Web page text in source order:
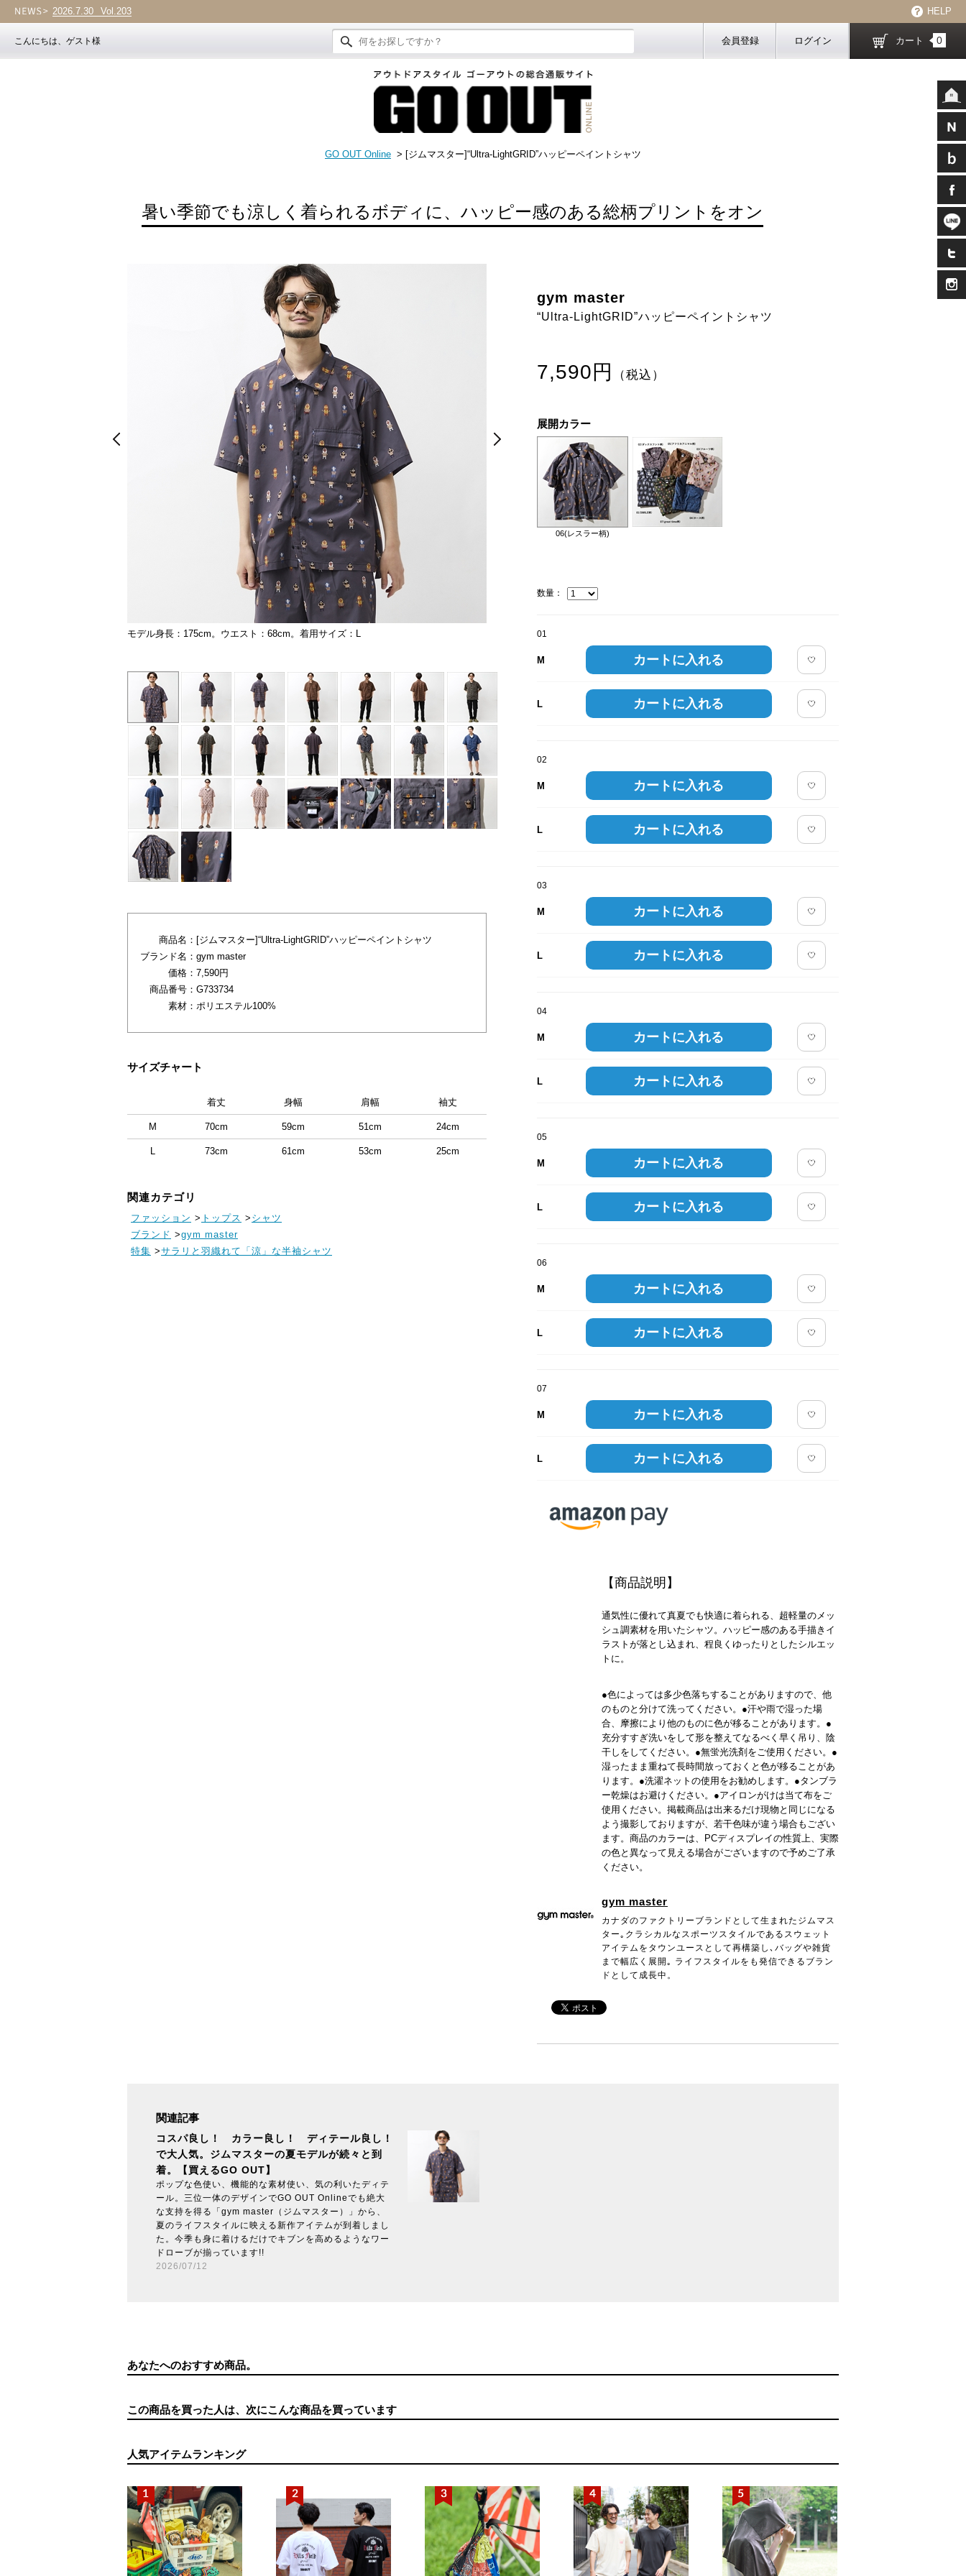
2026.7.30 Vol.203 HELP
こんにちは、ゲスト様 会員登録 ログイン カート 0
GO OUT Online > [ジムマスター]“Ultra-LightGRID”ハッピーペイントシャツ
暑い季節でも涼しく着られるボディに、ハッピー感のある総柄プリントをオン
gym master
“Ultra-LightGRID”ハッピーペイントシャツ
7,590円 （税込）
展開カラー
06(レスラー柄)
数量：
01
M カートに入れる
L カートに入れる
02
M カートに入れる
L カートに入れる
03
M カートに入れる
L カートに入れる
04
M カートに入れる
L カートに入れる
05
M カートに入れる
L カートに入れる
06
M カートに入れる
L カートに入れる
07
M カートに入れる
L カートに入れる
【商品説明】
通気性に優れて真夏でも快適に着られる、超軽量のメッ
シュ調素材を用いたシャツ。ハッピー感のある手描きイ
ラストが落とし込まれ、程良くゆったりとしたシルエッ
トに。
●色によっては多少色落ちすることがありますので、他
のものと分けて洗ってください。●汗や雨で湿った場
合、摩擦により他のものに色が移ることがあります。●
充分すすぎ洗いをして形を整えてなるべく早く吊り、陰
干しをしてください。●無蛍光洗剤をご使用ください。●
湿ったまま重ねて長時間放っておくと色が移ることがあ
ります。●洗濯ネットの使用をお勧めします。●タンブラ
ー乾燥はお避けください。●アイロンがけは当て布をご
使用ください。掲載商品は出来るだけ現物と同じになる
よう撮影しておりますが、若干色味が違う場合もござい
ます。商品のカラーは、PCディスプレイの性質上、実際
の色と異なって見える場合がございますので予めご了承
ください。
gym master
カナダのファクトリーブランドとして生まれたジムマス
ター｡クラシカルなスポーツスタイルであるスウェット
アイテムをタウンユースとして再構築し､バッグや雑貨
まで幅広く展開｡ ライフスタイルをも発信できるブラン
ドとして成長中。
モデル身長：175cm。ウエスト：68cm。着用サイズ：L モデル身長：175cm。ウエスト：68cm。着用サイズ：L
06(レスラー柄)
商品名： [ジムマスター]“Ultra-LightGRID”ハッピーペイントシャツ
ブランド名： gym master
価格： 7,590円
商品番号： G733734
素材： ポリエステル100%
サイズチャート
着丈 身幅 肩幅 袖丈
M 70cm 59cm 51cm 24cm
L 73cm 61cm 53cm 25cm
関連カテゴリ
ファッション > トップス > シャツ
ブランド >gym master
特集 >サラリと羽織れて「涼」な半袖シャツ
関連記事
コスパ良し！ カラー良し！ ディテール良し！
で大人気。ジムマスターの夏モデルが続々と到
着。【買えるGO OUT】
ポップな色使い、機能的な素材使い、気の利いたディテ
ール。三位一体のデザインでGO OUT Onlineでも絶大
な支持を得る「gym master（ジムマスター）」から、
夏のライフスタイルに映える新作アイテムが到着しまし
た。今季も身に着けるだけでキブンを高めるようなワー
ドローブが揃っています!!
2026/07/12
あなたへのおすすめ商品。
この商品を買った人は、次にこんな商品を買っています
人気アイテムランキング